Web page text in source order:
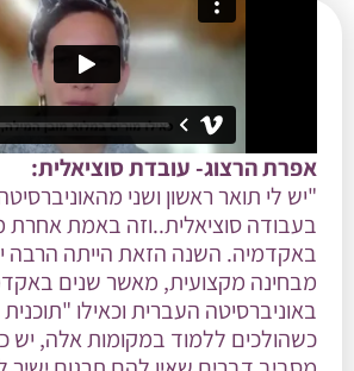
אפרת הרצוג- עובדת סוציאלית:
"יש לי תואר ראשון ושני
בעבודה סוציאלית..וזה באמת אחרת
באקדמיה. השנה הזאת הייתה הרבה
מבחינה מקצועית, מאשר שנים
באוניברסיטה העברית וכאילו
כשהולכים ללמוד במקומות אלה, יש